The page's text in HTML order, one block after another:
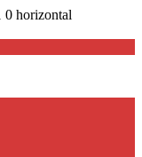
0 horizontal